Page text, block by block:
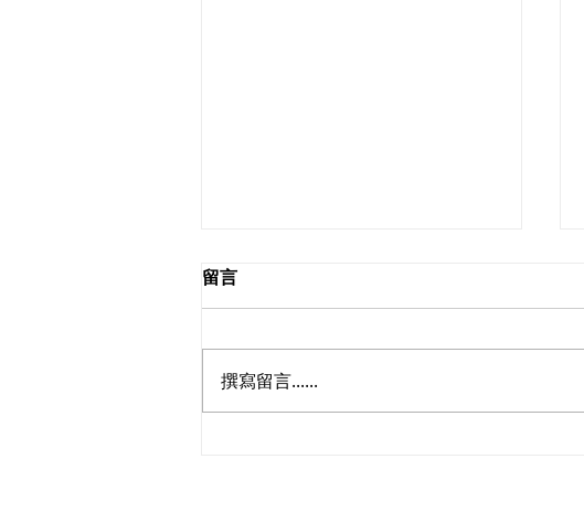
2026.08.02
留言
撰寫留言......